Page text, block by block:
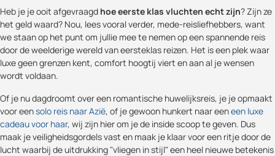
Heb je je ooit afgevraagd hoe eerste klas vluchten echt zijn? Zijn ze
het geld waard? Nou, lees vooral verder, mede-reisliefhebbers, want
we staan op het punt om jullie mee te nemen op een spannende reis
door de weelderige wereld van eersteklas reizen. Het is een plek waar
luxe geen grenzen kent, comfort hoogtij viert en aan al je wensen
wordt voldaan.
Of je nu dagdroomt over een romantische huwelijksreis, je je opmaakt
voor eensolo reis naar Azië, of je gewoon hunkert naar eeneen luxe
cadeau voor haar, wij zijn hier om je de inside scoop te geven. Dus
maak je veiligheidsgordels vast en maak je klaar voor een ritje door de
lucht waarbij de uitdrukking "vliegen in stijl" een heel nieuwe betekenis